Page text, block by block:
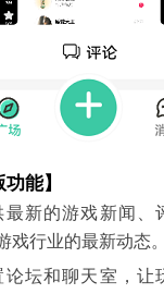
能】
最新的游戏新闻、
戏行业的最新动态。
论坛和聊天室，让